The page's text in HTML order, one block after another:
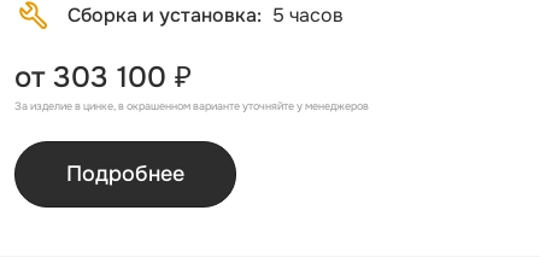
Сборка и установка 5 часов
от 303 100 ₽
За изделие в цинке, в окрашенном варианте уточняйте у менеджеров
Подробнее